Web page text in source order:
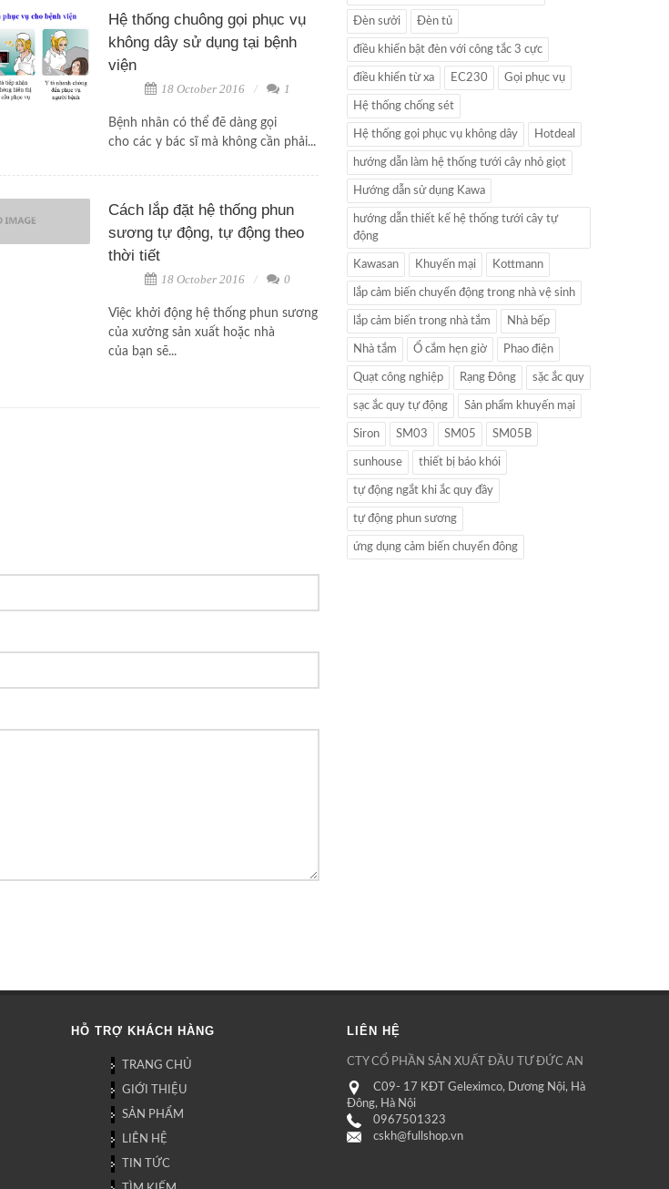
Hệ thống chuông gọi phục vụ
không dây sử dụng tại bệnh
viện
18 October 2016 1
Bệnh nhân có thể đẽ dàng gọi
cho các y bác sĩ mà không cần phải...
Cách lắp đặt hệ thống phun
sương tự động, tự động theo
thời tiết
18 October 2016 0
Việc khởi động hệ thống phun sương
của xưởng sản xuất hoặc nhà
của bạn sẽ...
Đèn sưởi Đèn tủ
điều khiển bật đèn với công tắc 3 cực
điều khiển từ xa EC230 Gọi phục vụ
Hệ thống chống sét
Hệ thống gọi phục vụ không dây Hotdeal
hướng dẫn làm hệ thống tưới cây nhỏ giọt
Hướng dẫn sử dụng Kawa
hướng dẫn thiết kế hệ thống tưới cây tự
động
Kawasan Khuyến mại Kottmann
lắp cảm biến chuyển động trong nhà vệ sinh
lắp cảm biến trong nhà tắm Nhà bếp
Nhà tắm Ổ cắm hẹn giờ Phao điện
Quạt công nghiệp Rạng Đông sặc ắc quy
sạc ắc quy tự động Sản phẩm khuyến mại
Siron SM03 SM05 SM05B
sunhouse thiết bị báo khói
tự động ngắt khi ắc quy đầy
tự động phun sương
ứng dụng cảm biến chuyển đông
HỖ TRỢ KHÁCH HÀNG
TRANG CHỦ
GIỚI THIỆU
SẢN PHẨM
LIÊN HỆ
TIN TỨC
LIÊN HỆ
CTY CỔ PHẦN SẢN XUẤT ĐẦU TƯ ĐỨC AN
C09- 17 KĐT Geleximco, Dương Nội, Hà
Đông, Hà Nội
0967501323
cskh@fullshop.vn